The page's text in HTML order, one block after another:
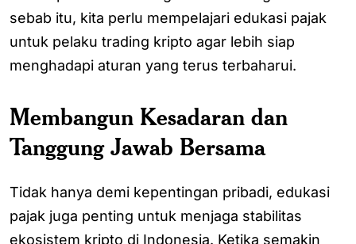
sebab itu, kita perlu mempelajari edukasi pajak
untuk pelaku trading kripto agar lebih siap
menghadapi aturan yang terus terbaharui.
Membangun Kesadaran dan
Tanggung Jawab Bersama
Tidak hanya demi kepentingan pribadi, edukasi
pajak juga penting untuk menjaga stabilitas
ekosistem kripto di Indonesia. Ketika semakin